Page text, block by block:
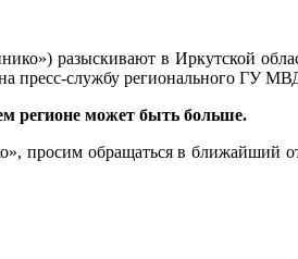
разыскивают в Иркутской
пресс-службу регионального ГУ
регионе может быть больше.
просим обращаться в